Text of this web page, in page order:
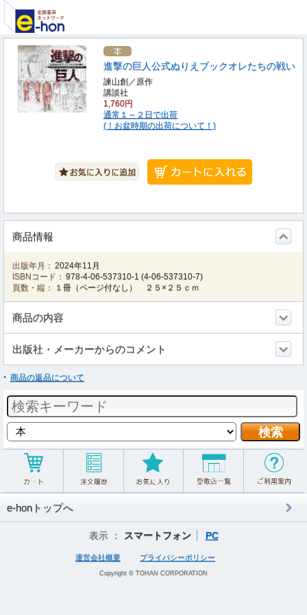
進撃の巨人公式ぬりえブックオレたちの戦い
諫山創／原作
講談社
1,760円
通常１～２日で出荷
(！お盆時期の出荷について！)
商品情報
出版年月： 2024年11月
ISBNコード： 978-4-06-537310-1 (4-06-537310-7)
頁数・縦：
１冊（ページ付なし） ２５×２５ｃｍ
商品の内容
出版社・メーカーからのコメント
商品の返品について
e-honトップへ
表示 ： スマートフォン PC
運営会社概要 プライバシーポリシー
Copyright © TOHAN CORPORATION